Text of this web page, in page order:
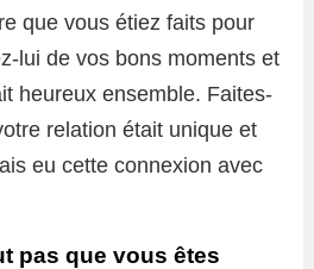
que vous étiez faits pour
lui de vos bons moments et
heureux ensemble. Faites-
relation était unique et
eu cette connexion avec
pas que vous êtes